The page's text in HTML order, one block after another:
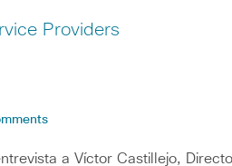
Providers
a Víctor Castillejo,